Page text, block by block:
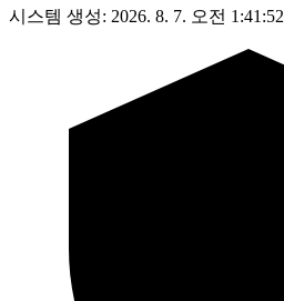
시스템 생성: 2026. 8. 7. 오전 1:41:52